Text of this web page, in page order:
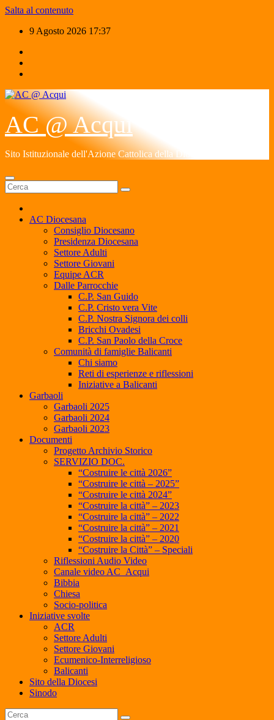
Salta al contenuto
9 Agosto 2026 17:37
AC @ Acqui
Sito Istituzionale dell'Azione Cattolica della Diocesi di Acqui
AC Diocesana
Consiglio Diocesano
Presidenza Diocesana
Settore Adulti
Settore Giovani
Equipe ACR
Dalle Parrocchie
C.P. San Guido
C.P. Cristo vera Vite
C.P. Nostra Signora dei colli
Bricchi Ovadesi
C.P. San Paolo della Croce
Comunità di famiglie Balicanti
Chi siamo
Reti di esperienze e riflessioni
Iniziative a Balicanti
Garbaoli
Garbaoli 2025
Garbaoli 2024
Garbaoli 2023
Documenti
Progetto Archivio Storico
SERVIZIO DOC.
“Costruire le città 2026”
“Costruire le città – 2025”
“Costruire le città 2024”
“Costruire la città” – 2023
“Costruire la città” – 2022
“Costruire la città” – 2021
“Costruire la città” – 2020
“Costruire la Città” – Speciali
Riflessioni Audio Video
Canale video AC_Acqui
Bibbia
Chiesa
Socio-politica
Iniziative svolte
ACR
Settore Adulti
Settore Giovani
Ecumenico-Interreligioso
Balicanti
Sito della Diocesi
Sinodo